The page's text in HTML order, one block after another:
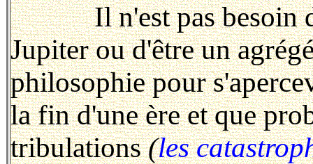
Il n'est pas besoin
Jupiter ou d'être un
philosophie pour
la fin d'une ère et que
tribulations(les